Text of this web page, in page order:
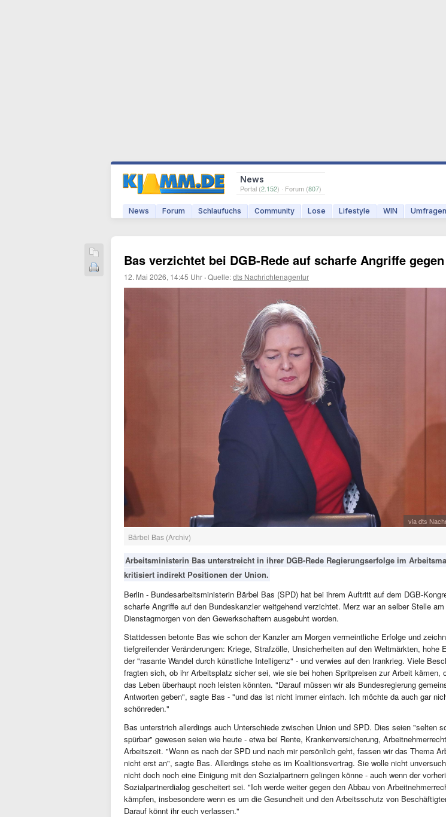
News
Portal (2.152) · Forum (807)
News Forum Schlaufuchs Community Lose Lifestyle WIN Umfragen
Bas verzichtet bei DGB-Rede auf scharfe Angriffe
12. Mai 2026, 14:45 Uhr ·Quelle:dts Nachrichtenagentur
via dts
Bärbel Bas (Archiv)
Arbeitsministerin Bas unterstreicht in ihrer DGB-Rede Regierungserfolge im
kritisiert indirekt Positionen der Union.
Berlin - Bundesarbeitsministerin Bärbel Bas (SPD) hat bei ihrem Auftritt auf dem DGB-
scharfe Angriffe auf den Bundeskanzler weitgehend verzichtet. Merz war an selber Stelle am
Dienstagmorgen von den Gewerkschaftern ausgebuht worden.
Stattdessen betonte Bas wie schon der Kanzler am Morgen vermeintliche Erfolge und
tiefgreifender Veränderungen: Kriege, Strafzölle, Unsicherheiten auf den Weltmärkten, hohe
der "rasante Wandel durch künstliche Intelligenz" - und verwies auf den Irankrieg. Viele
fragten sich, ob ihr Arbeitsplatz sicher sei, wie sie bei hohen Spritpreisen zur Arbeit kämen,
das Leben überhaupt noch leisten könnten. "Darauf müssen wir als Bundesregierung
Antworten geben", sagte Bas - "und das ist nicht immer einfach. Ich möchte da auch gar
schönreden."
Bas unterstrich allerdings auch Unterschiede zwischen Union und SPD. Dies seien "selten
spürbar" gewesen seien wie heute - etwa bei Rente, Krankenversicherung,
Arbeitszeit. "Wenn es nach der SPD und nach mir persönlich geht, fassen wir das Thema
nicht erst an", sagte Bas. Allerdings stehe es im Koalitionsvertrag. Sie wolle nicht
nicht doch noch eine Einigung mit den Sozialpartnern gelingen könne - auch wenn der
Sozialpartnerdialog gescheitert sei. "Ich werde weiter gegen den Abbau von
kämpfen, insbesondere wenn es um die Gesundheit und den Arbeitsschutz von
Darauf könnt ihr euch verlassen."